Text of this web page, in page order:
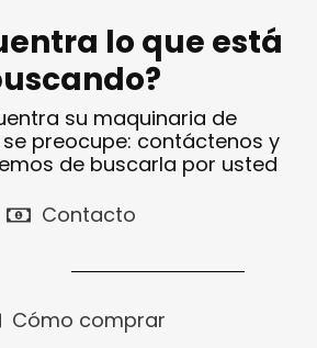
lo que está
su maquinaria de
preocupe: contáctenos y
de buscarla por usted
Contacto
Cómo comprar